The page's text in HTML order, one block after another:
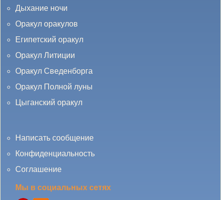
Дыхание ночи
Оракул оракулов
Египетский оракул
Оракул Литиции
Оракул Сведенборга
Оракул Полной луны
Цыганский оракул
Написать сообщение
Конфиденциальность
Соглашение
Мы в социальных сетях